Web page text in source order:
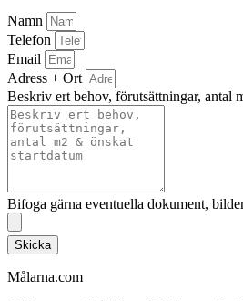
Namn
Telefon
Email
Adress + Ort
Beskriv ert behov, förutsättningar, antal
Bifoga gärna eventuella dokument,
Skicka
Målarna.com